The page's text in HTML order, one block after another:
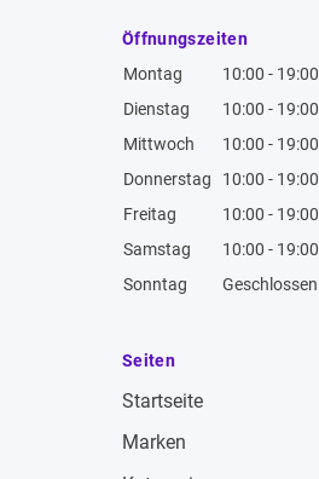
Öffnungszeiten
Montag
10:00 - 19:00
Dienstag
10:00 - 19:00
Mittwoch
10:00 - 19:00
Donnerstag
10:00 - 19:00
Freitag
10:00 - 19:00
Samstag
10:00 - 19:00
Sonntag
Geschlossen
Seiten
Startseite
Marken